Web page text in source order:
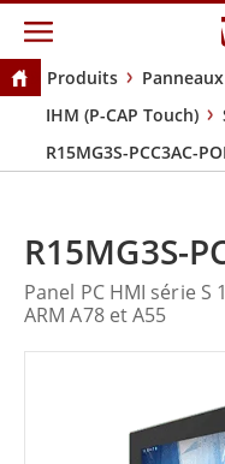
Produits
IHM (P-CAP Touch)
R15MG3S-PCC3AC-
R15MG3S-
Panel PC HMI série
ARM A78 et A55